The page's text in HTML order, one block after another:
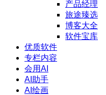
产品经理
旅途臻选
博客大全
软件宝库
优质软件
专栏内容
会用AI
AI助手
AI绘画